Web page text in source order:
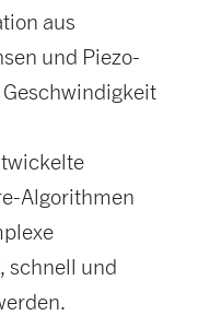
aus
und Piezo-
Algorithmen
schnell und